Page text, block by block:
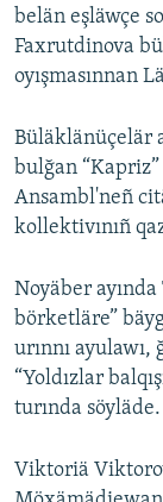
belän eşläwçe
Faxrutdinova
oyışmasınnan
Büläklänüçelär
bulğan
Ansambl'neñ
kollektivınıñ
Noyäber
börketläre”
urınnı
“Yoldızlar
turında söyläde.
Viktoriä